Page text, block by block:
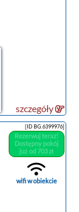
szczegóły
[ID BG.6399976]
Rezerwuj teraz!
Dostępny pokój
już od 703 zł
wifi w obiekcie